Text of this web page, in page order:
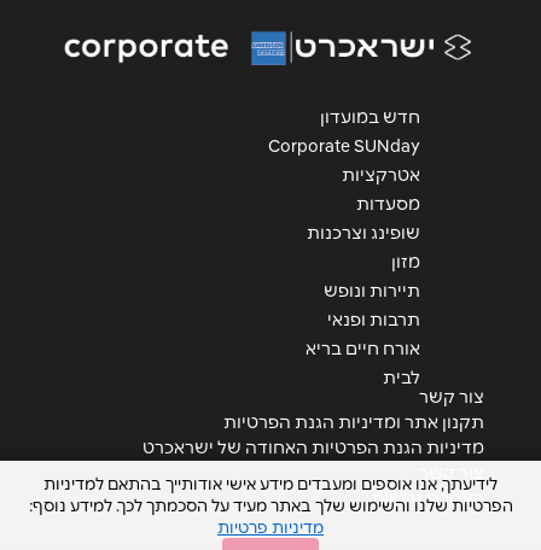
אנא חזרו אלי בקשר ל...
הודעה*
חדש במועדון
Corporate SUNday
אטרקציות
מסעדות
שופינג וצרכנות
מזון
תיירות ונופש
תרבות ופנאי
אורח חיים בריא
לבית
צור קשר
תקנון אתר ומדיניות הגנת הפרטיות
מדיניות הגנת הפרטיות האחודה של ישראכרט
הצהרת נגישות
לידיעתך, אנו אוספים ומעבדים מידע אישי אודותייך בהתאם למדיניות
הפרטיות שלנו והשימוש שלך באתר מעיד על הסכמתך לכך. למידע נוסף:
מדיניות פרטיות